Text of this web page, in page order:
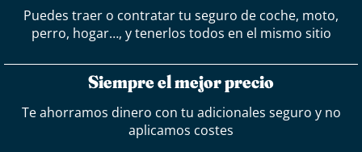
Puedes traer o contratar tu seguro de coche, moto,
perro, hogar…, y tenerlos todos en el mismo sitio
Siempre el mejor precio
Te ahorramos dinero con tu adicionales seguro y no
aplicamos costes